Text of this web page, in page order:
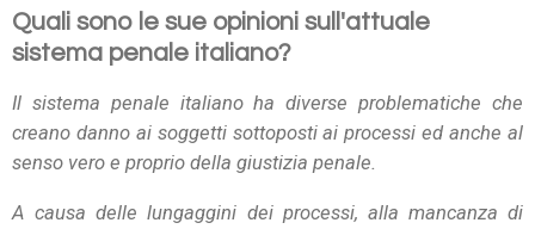
Quali sono le sue opinioni sull'attuale
sistema penale italiano?
Il sistema penale italiano ha diverse problematiche che
creano danno ai soggetti sottoposti ai processi ed anche al
senso vero e proprio della giustizia penale.
A causa delle lungaggini dei processi, alla mancanza di